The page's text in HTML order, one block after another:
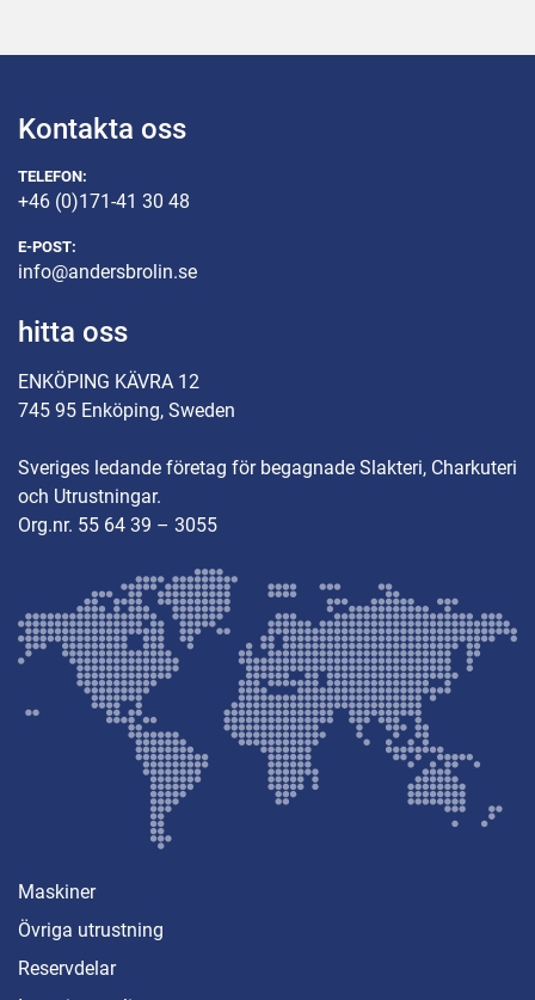
Kontakta oss
TELEFON:
+46 (0)171-41 30 48
E-POST:
info@andersbrolin.se
hitta oss
ENKÖPING KÄVRA 12
745 95 Enköping, Sweden
Sveriges ledande företag för begagnade Slakteri, Charkuteri
och Utrustningar.
Org.nr. 55 64 39 – 3055
Maskiner
Övriga utrustning
Reservdelar